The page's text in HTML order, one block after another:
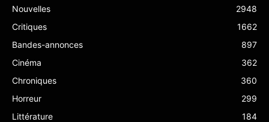
Nouvelles
2948
Critiques
1662
Bandes-annonces
897
Cinéma
362
Chroniques
360
Horreur
299
Littérature
184